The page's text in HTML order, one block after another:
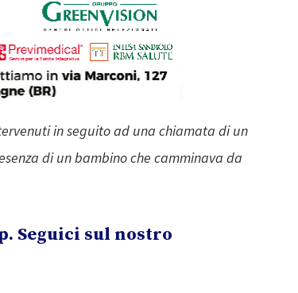
in seguito ad una chiamata di un
di un bambino che camminava da
Seguici sul nostro